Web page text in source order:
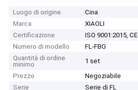
Luogo di origine
Cina
Marca
XIAOLI
Certificazione
ISO 9001:2015, CE
Numero di modello
FL-FBG
Quantità di ordine
minimo
1 set
Prezzo
Negoziabile
Serie
Serie di FL